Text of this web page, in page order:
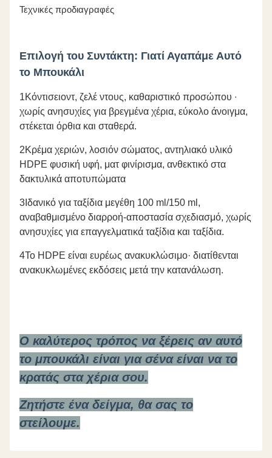
Τεχνικές προδιαγραφές
Επιλογή του Συντάκτη: Γιατί Αγαπάμε Αυτό
το Μπουκάλι
1Κόντισειοντ, ζελέ ντους, καθαριστικό προσώπου ∙
χωρίς ανησυχίες για βρεγμένα χέρια, εύκολο άνοιγμα,
στέκεται όρθια και σταθερά.
2Κρέμα χεριών, λοσιόν σώματος, αντηλιακό υλικό
HDPE φυσική υφή, ματ φινίρισμα, ανθεκτικό στα
δακτυλικά αποτυπώματα
3Ιδανικό για ταξίδια μεγέθη 100 ml/150 ml,
αναβαθμισμένο διαρροή-αποστασία σχεδιασμό, χωρίς
ανησυχίες για επαγγελματικά ταξίδια και ταξίδια.
4Το HDPE είναι ευρέως ανακυκλώσιμο· διατίθενται
ανακυκλωμένες εκδόσεις μετά την κατανάλωση.
Ο καλύτερος τρόπος να ξέρεις αν αυτό
το μπουκάλι είναι για σένα είναι να το
κρατάς στα χέρια σου.
Ζητήστε ένα δείγμα, θα σας το
στείλουμε.